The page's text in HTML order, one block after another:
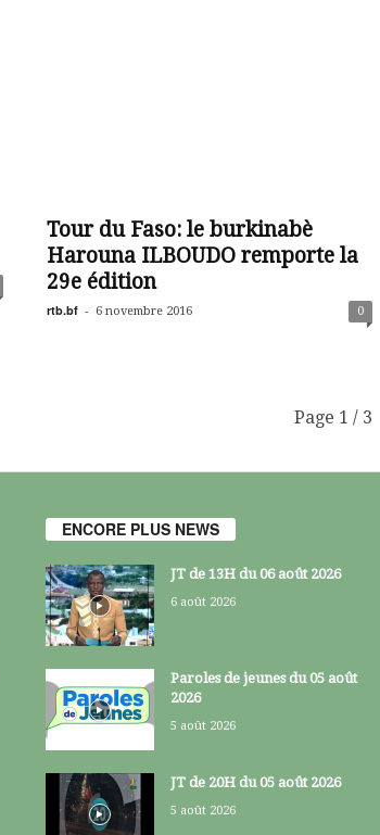
Tour du Faso: le burkinabè
Harouna ILBOUDO remporte la
29e édition
rtb.bf - 6 novembre 2016 0
Page 1 / 3
ENCORE PLUS NEWS
JT de 13H du 06 août 2026
6 août 2026
Paroles de jeunes du 05 août
2026
5 août 2026
JT de 20H du 05 août 2026
5 août 2026